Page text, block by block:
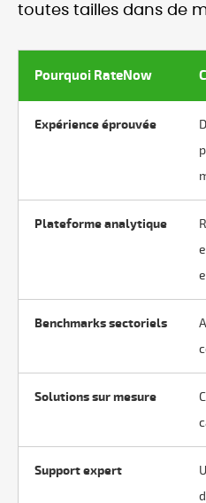
toutes tailles dans de
Pourquoi RateNow
Expérience éprouvée
Plateforme analytique
Benchmarks sectoriels
Solutions sur mesure
Support expert